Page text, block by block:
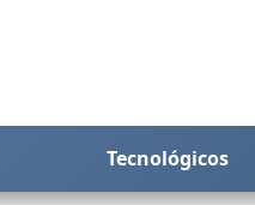
Tecnológicos